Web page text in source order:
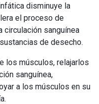
disminuye la
el proceso de
circulación sanguínea
de desecho.
los músculos, relajarlos
sanguínea,
a los músculos en su